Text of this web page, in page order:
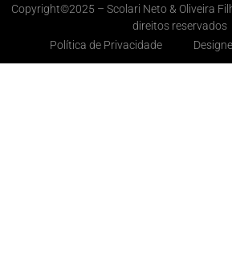
Copyright©2025 – Scolari Neto & Oliveira
direitos reservados
Política de Privacidade